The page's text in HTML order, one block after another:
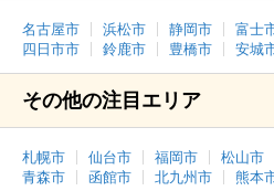
名古屋市 浜松市 静岡市 富士
四日市市
鈴鹿市 豊橋市 安城
その他の注目エリア
札幌市 仙台市 福岡市 松山市
青森市
函館市 北九州市 熊本